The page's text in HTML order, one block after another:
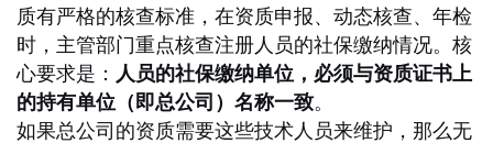
质有严格的核查标准，在资质申报、动态核查、年检
时，主管部门重点核查注册人员的社保缴纳情况。核
心要求是： 人员的社保缴纳单位，必须与资质证书上
的持有单位（即总公司）名称一致。
如果总公司的资质需要这些技术人员来维护，那么无